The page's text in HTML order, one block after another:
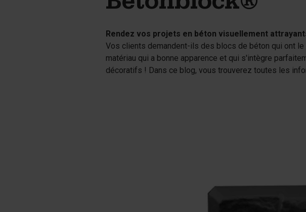
Tétrapodes
Rendez vos projets en béton visuellement
Vos clients demandent-ils des blocs de béton qui ont
matériau qui a bonne apparence et qui s'intègre
décoratifs ! Dans ce blog, vous trouverez toutes les